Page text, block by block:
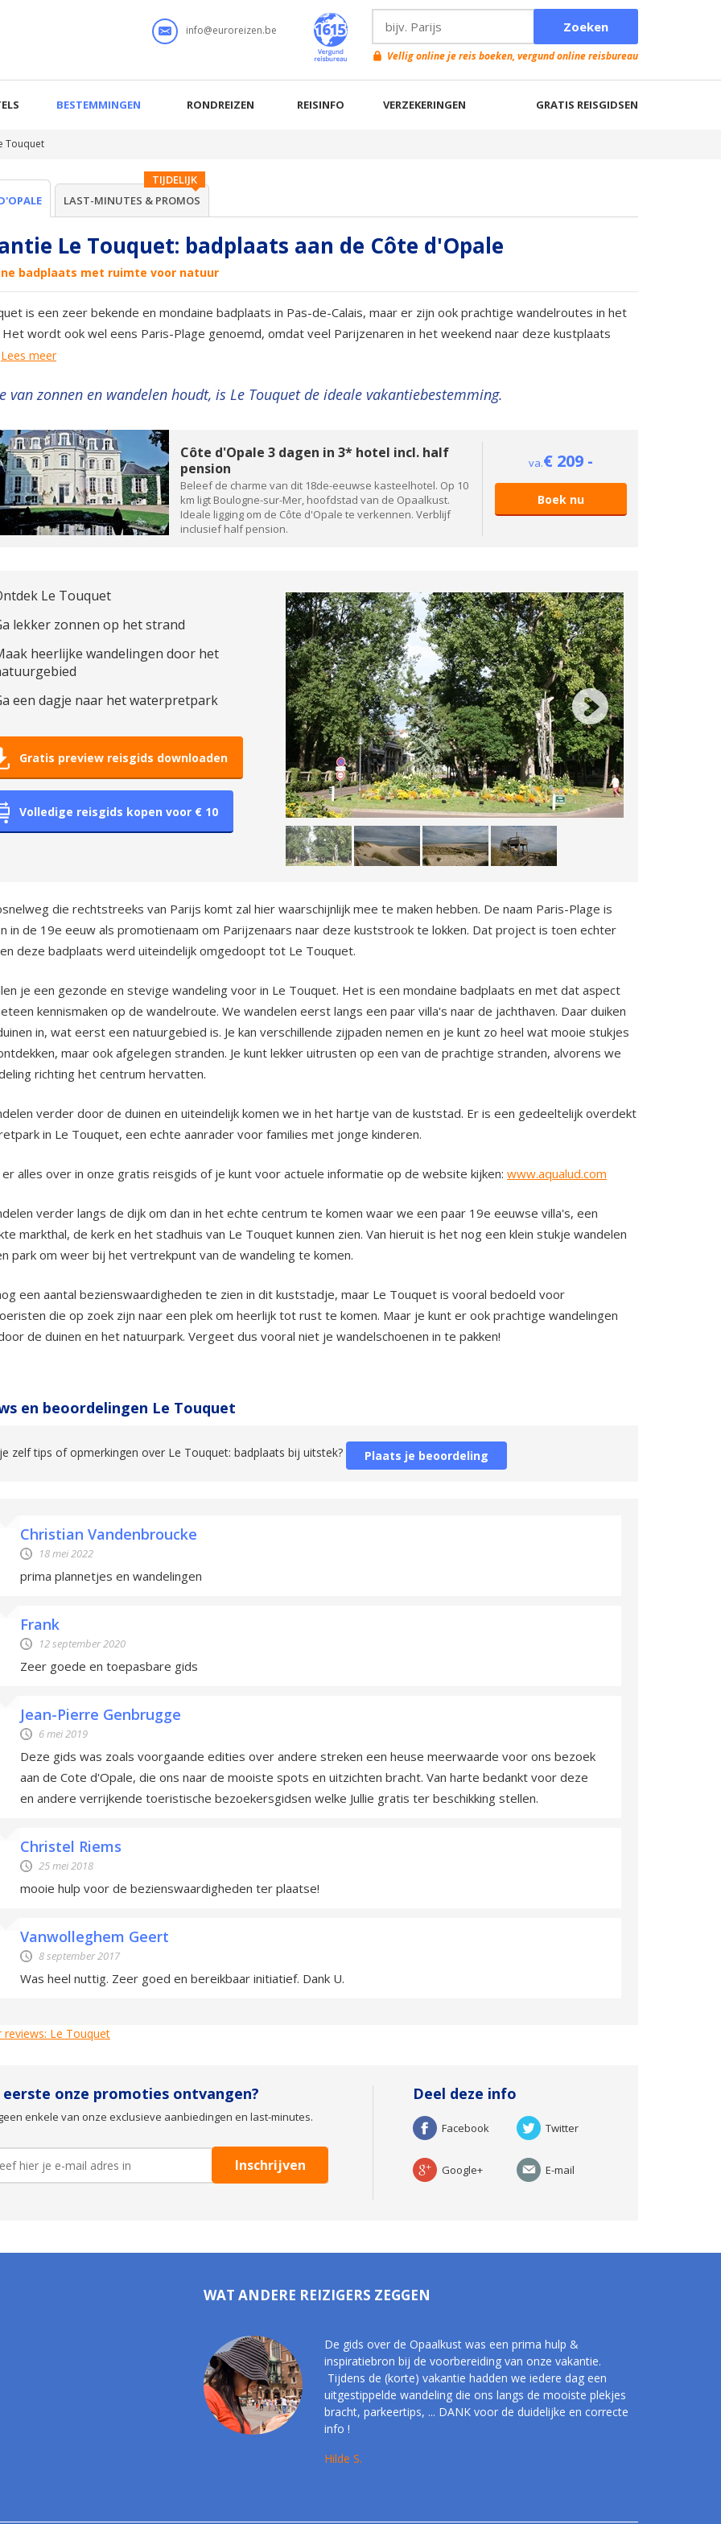
info@euroreizen.be
Vellig online je reis boeken, vergund online reisbureau
BESTEMMINGEN RONDREIZEN REISINFO VERZEKERINGEN GRATIS REISGIDSEN
Touquet
TIJDELIJK
LAST-MINUTES & PROMOS
Le Touquet: badplaats aan de Côte d'Opale
badplaats met ruimte voor natuur
is een zeer bekende en mondaine badplaats in Pas-de-Calais, maar er zijn ook prachtige wandelroutes in het
wordt ook wel eens Paris-Plage genoemd, omdat veel Parijzenaren in het weekend naar deze kustplaats
Lees meer
van zonnen en wandelen houdt, is Le Touquet de ideale vakantiebestemming.
Côte d'Opale 3 dagen in 3* hotel incl. half
pension
Beleef de charme van dit 18de-eeuwse kasteelhotel. Op 10
km ligt Boulogne-sur-Mer, hoofdstad van de Opaalkust.
Ideale ligging om de Côte d'Opale te verkennen. Verblijf
inclusief half pension.
va.€ 209 -
Boek nu
Le Touquet
lekker zonnen op het strand
heerlijke wandelingen door het
een dagje naar het waterpretpark
Gratis preview reisgids downloaden
Volledige reisgids kopen voor € 10
die rechtstreeks van Parijs komt zal hier waarschijnlijk mee te maken hebben. De naam Paris-Plage is
in de 19e eeuw als promotienaam om Parijzenaars naar deze kuststrook te lokken. Dat project is toen echter
deze badplaats werd uiteindelijk omgedoopt tot Le Touquet.
je een gezonde en stevige wandeling voor in Le Touquet. Het is een mondaine badplaats en met dat aspect
kennismaken op de wandelroute. We wandelen eerst langs een paar villa's naar de jachthaven. Daar duiken
in, wat eerst een natuurgebied is. Je kan verschillende zijpaden nemen en je kunt zo heel wat mooie stukjes
maar ook afgelegen stranden. Je kunt lekker uitrusten op een van de prachtige stranden, alvorens we
richting het centrum hervatten.
verder door de duinen en uiteindelijk komen we in het hartje van de kuststad. Er is een gedeeltelijk overdekt
in Le Touquet, een echte aanrader voor families met jonge kinderen.
er alles over in onze gratis reisgids of je kunt voor actuele informatie op de website kijken: www.aqualud.com
verder langs de dijk om dan in het echte centrum te komen waar we een paar 19e eeuwse villa's, een
markthal, de kerk en het stadhuis van Le Touquet kunnen zien. Van hieruit is het nog een klein stukje wandelen
park om weer bij het vertrekpunt van de wandeling te komen.
een aantal bezienswaardigheden te zien in dit kuststadje, maar Le Touquet is vooral bedoeld voor
die op zoek zijn naar een plek om heerlijk tot rust te komen. Maar je kunt er ook prachtige wandelingen
de duinen en het natuurpark. Vergeet dus vooral niet je wandelschoenen in te pakken!
en beoordelingen Le Touquet
zelf tips of opmerkingen over Le Touquet: badplaats bij uitstek? Plaats je beoordeling
Christian Vandenbroucke
18 mei 2022
prima plannetjes en wandelingen
Frank
12 september 2020
Zeer goede en toepasbare gids
Jean-Pierre Genbrugge
6 mei 2019
Deze gids was zoals voorgaande edities over andere streken een heuse meerwaarde voor ons bezoek
aan de Cote d'Opale, die ons naar de mooiste spots en uitzichten bracht. Van harte bedankt voor deze
en andere verrijkende toeristische bezoekersgidsen welke Jullie gratis ter beschikking stellen.
Christel Riems
25 mei 2018
mooie hulp voor de bezienswaardigheden ter plaatse!
Vanwolleghem Geert
8 september 2017
Was heel nuttig. Zeer goed en bereikbaar initiatief. Dank U.
reviews: Le Touquet
eerste onze promoties ontvangen?
enkele van onze exclusieve aanbiedingen en last-minutes.
Deel deze info
Facebook Twitter
Google+ E-mail
WAT ANDERE REIZIGERS ZEGGEN
De gids over de Opaalkust was een prima hulp &
inspiratiebron bij de voorbereiding van onze vakantie.
Tijdens de (korte) vakantie hadden we iedere dag een
uitgestippelde wandeling die ons langs de mooiste plekjes
bracht, parkeertips, ... DANK voor de duidelijke en correcte
info !
Hilde S.